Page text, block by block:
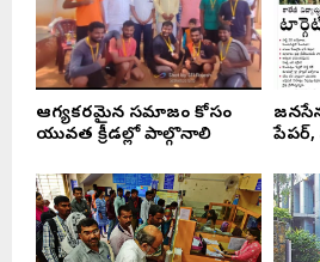
ఆరోగ్యకరమైన సమాజం కోసం
యువత క్రీడల్లో పాల్గొనాలి
పేపర్,